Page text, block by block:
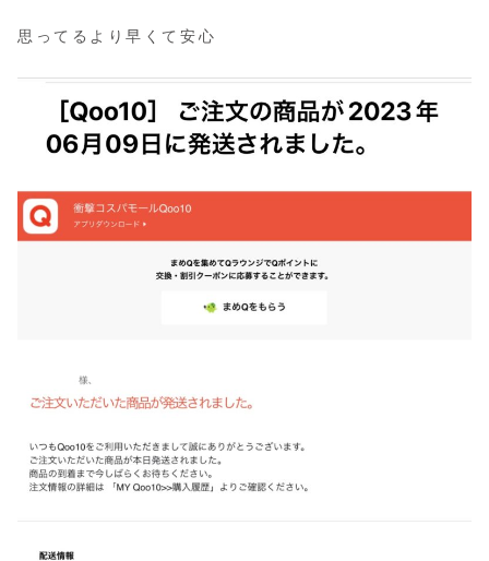
思ってるより早くて安心